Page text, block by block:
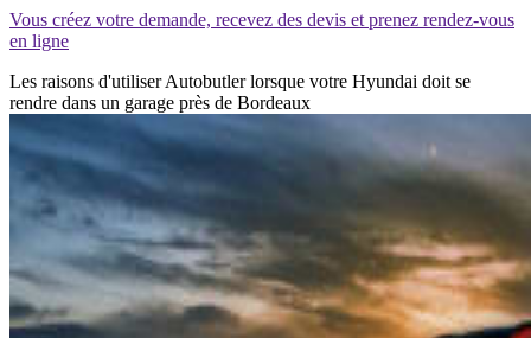
Vous créez votre demande, recevez des devis et prenez rendez-vous
en ligne
Les raisons d'utiliser Autobutler lorsque votre Hyundai doit se
rendre dans un garage près de Bordeaux